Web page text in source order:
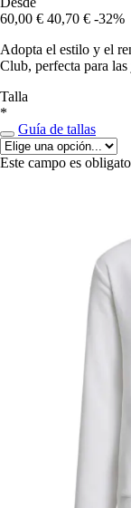
60,00 € 40,70 € -32%
Adopta el estilo y el
Club, perfecta para
Talla
*
Guía de tallas
Este campo es